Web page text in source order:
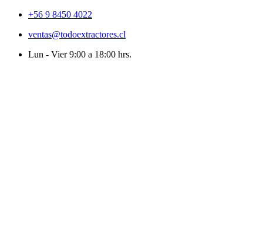
+56 9 8450 4022
ventas@todoextractores.cl
Lun - Vier 9:00 a 18:00 hrs.